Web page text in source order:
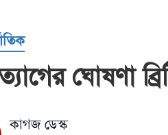
ঘোষণা
কাগজ ডেস্ক